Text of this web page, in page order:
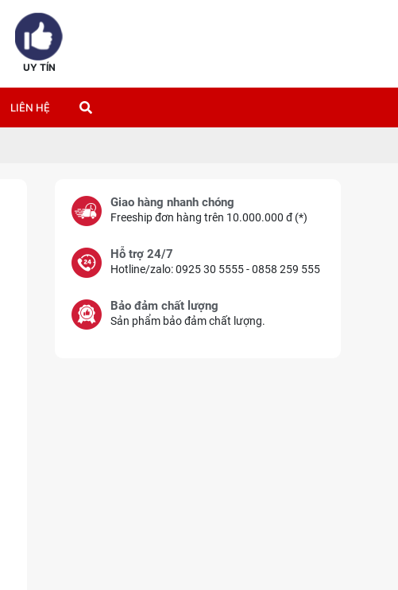
UY TÍN
LIÊN HỆ
Giao hàng nhanh chóng
Freeship đơn hàng trên 10.000.000 đ (*)
Hỗ trợ 24/7
Hotline/zalo: 0925 30 5555 - 0858 259 555
Bảo đảm chất lượng
Sản phẩm bảo đảm chất lượng.